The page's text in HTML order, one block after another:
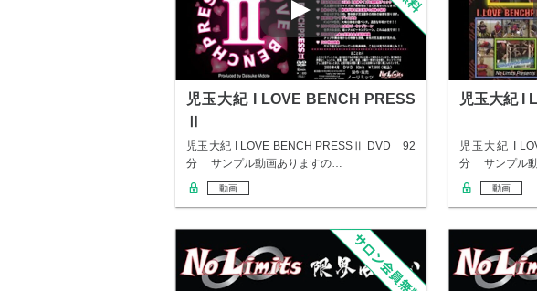
児玉大紀 I LOVE BENCH PRESS
児玉大紀 I LOVE BENCH PRESSⅡ DVD 92
分 サンプル動画ありますの…
動画
児玉大紀 I
児玉大紀 I
分 サンプル
動画